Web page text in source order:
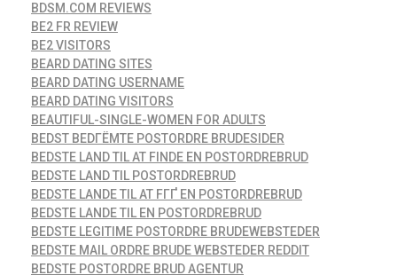
BDSM.COM REVIEWS
BE2 FR REVIEW
BE2 VISITORS
BEARD DATING SITES
BEARD DATING USERNAME
BEARD DATING VISITORS
BEAUTIFUL-SINGLE-WOMEN FOR ADULTS
BEDST BEDГЁMTE POSTORDRE BRUDESIDER
BEDSTE LAND TIL AT FINDE EN POSTORDREBRUD
BEDSTE LAND TIL POSTORDREBRUD
BEDSTE LANDE TIL AT FГҐ EN POSTORDREBRUD
BEDSTE LANDE TIL EN POSTORDREBRUD
BEDSTE LEGITIME POSTORDRE BRUDEWEBSTEDER
BEDSTE MAIL ORDRE BRUDE WEBSTEDER REDDIT
BEDSTE POSTORDRE BRUD AGENTUR